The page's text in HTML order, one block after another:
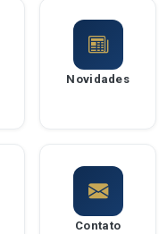
Novidades
Contato